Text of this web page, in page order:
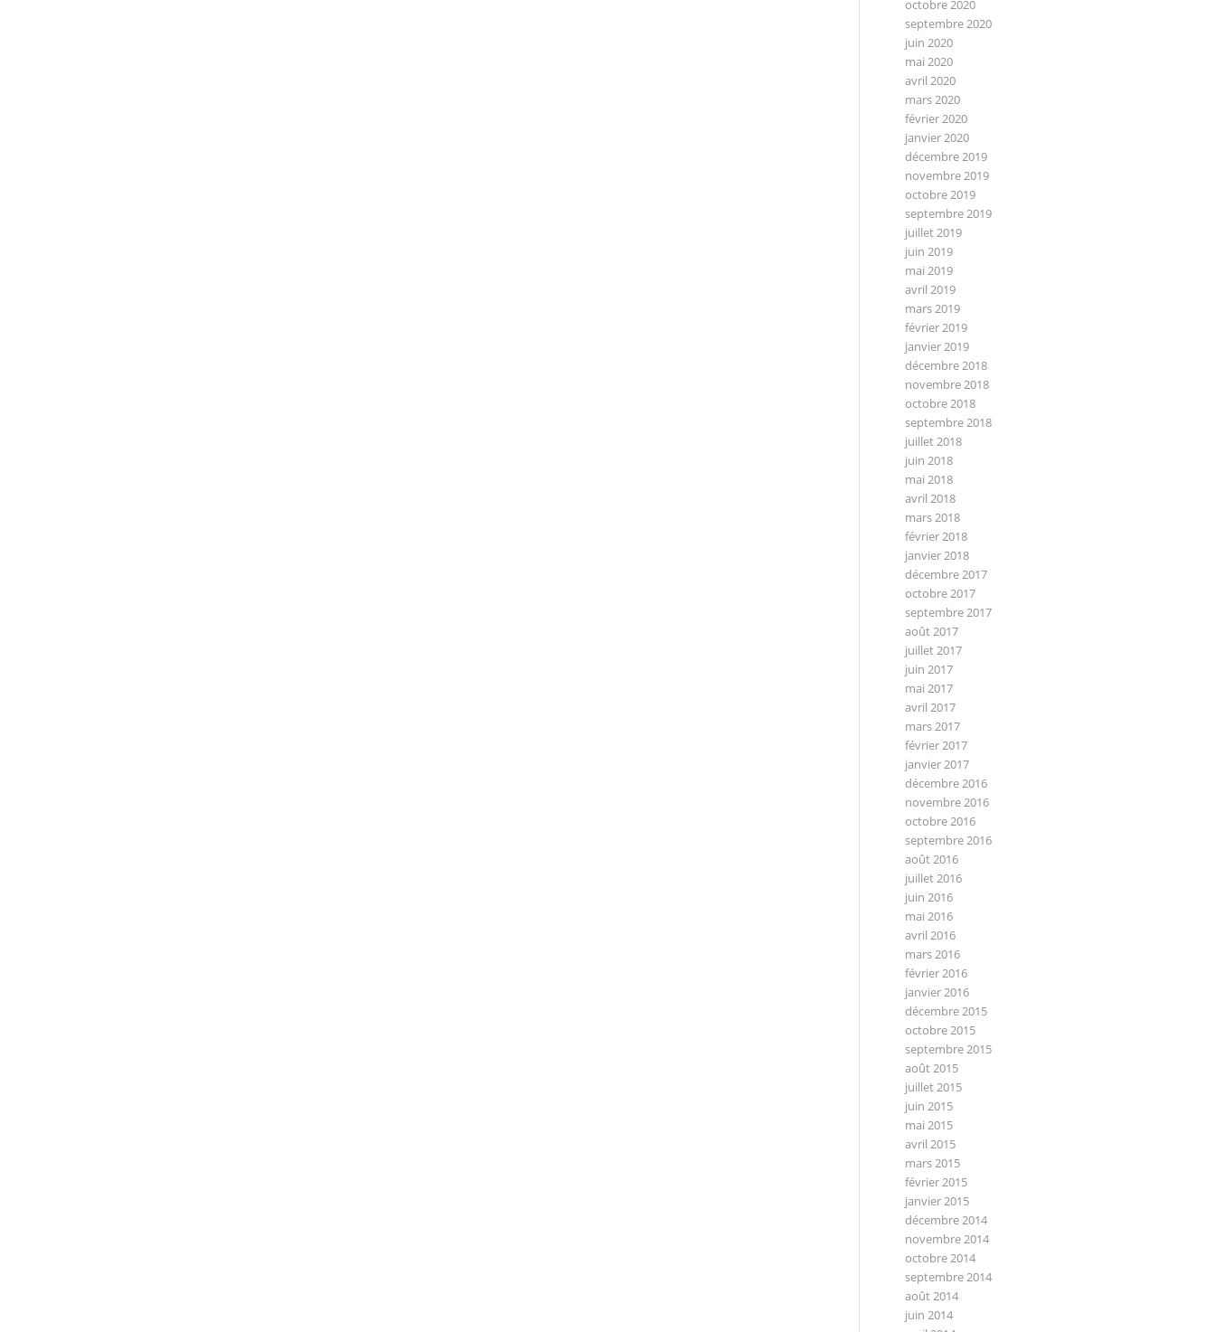
octobre 2020
septembre 2020
juin 2020
mai 2020
avril 2020
mars 2020
février 2020
janvier 2020
décembre 2019
novembre 2019
octobre 2019
septembre 2019
juillet 2019
juin 2019
mai 2019
avril 2019
mars 2019
février 2019
janvier 2019
décembre 2018
novembre 2018
octobre 2018
septembre 2018
juillet 2018
juin 2018
mai 2018
avril 2018
mars 2018
février 2018
janvier 2018
décembre 2017
octobre 2017
septembre 2017
août 2017
juillet 2017
juin 2017
mai 2017
avril 2017
mars 2017
février 2017
janvier 2017
décembre 2016
novembre 2016
octobre 2016
septembre 2016
août 2016
juillet 2016
juin 2016
mai 2016
avril 2016
mars 2016
février 2016
janvier 2016
décembre 2015
octobre 2015
septembre 2015
août 2015
juillet 2015
juin 2015
mai 2015
avril 2015
mars 2015
février 2015
janvier 2015
décembre 2014
novembre 2014
octobre 2014
septembre 2014
août 2014
juin 2014